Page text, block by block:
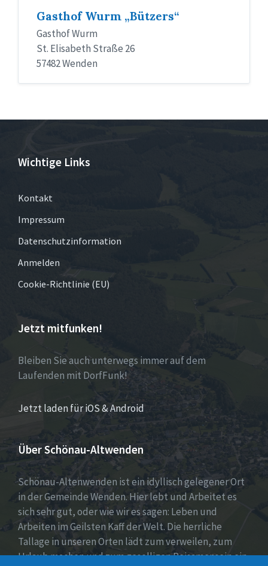
Gasthof Wurm „Bützers“
Gasthof Wurm
St. Elisabeth Straße 26
57482 Wenden
Wichtige Links
Kontakt
Impressum
Datenschutzinformation
Anmelden
Cookie-Richtlinie (EU)
Jetzt mitfunken!
Bleiben Sie auch unterwegs immer auf dem
Laufenden mit DorfFunk!
Jetzt laden für iOS & Android
Über Schönau-Altwenden
Schönau-Altenwenden ist ein idyllisch gelegener Ort
in der Gemeinde Wenden. Hier lebt und Arbeitet es
sich sehr gut, oder wie wir es sagen: Leben und
Arbeiten im Geilsten Kaff der Welt. Die herrliche
Tallage in unseren Orten lädt zum verweilen, zum
Urlaub machen und zum geselligen Beisamensein ein.